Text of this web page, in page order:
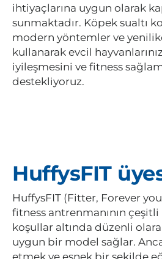
ihtiyaçlarına uygun olarak
sunmaktadır. Köpek sualtı
modern yöntemler ve
kullanarak evcil
iyileşmesini ve fitness
destekliyoruz.
HuffysFIT
HuffysFIT (Fitter, Forever
fitness antrenmanının çeşitli
koşullar altında düzenli
uygun bir model sağlar.
etmek ve esnek bir şekilde